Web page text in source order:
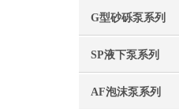
G型砂砾泵系列
SP液下泵系列
AF泡沫泵系列